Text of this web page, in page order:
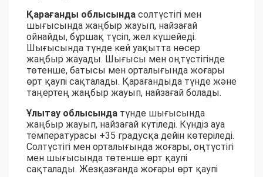
Қарағанды облысында солтүстігі мен
шығысында жаңбыр жауып, найзағай
ойнайды, бұршақ түсіп, жел күшейеді.
Шығысында түнде кей уақытта нөсер
жаңбыр жауады. Шығысы мен оңтүстігінде
төтенше, батысы мен орталығында жоғары
өрт қаупі сақталады. Қарағандыда түнде және
таңертең жаңбыр жауып, найзағай болады.
Ұлытау облысында түнде шығысында
жаңбыр жауып, найзағай күтіледі. Күндіз ауа
температурасы +35 градусқа дейін көтеріледі.
Солтүстігі мен орталығында жоғары, оңтүстігі
мен шығысында төтенше өрт қаупі
сақталады. Жезқазғанда жоғары өрт қаупі